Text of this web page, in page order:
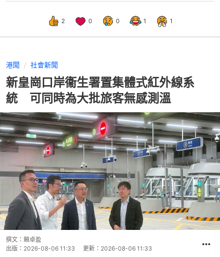
2 0 0 1 1
港聞 社會新聞
新皇崗口岸衞生署置集體式紅外線系
統 可同時為大批旅客無感測溫
撰文： 賴卓盈
出版： 2026-08-06 11:33 更新： 2026-08-06 11:33